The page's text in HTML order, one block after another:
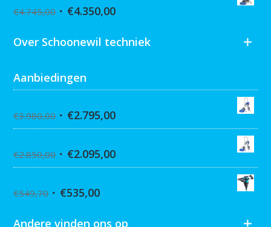
€4.745,00 €4.350,00
Over Schoonewil techniek
Aanbiedingen
€3.980,00 €2.795,00
€2.850,00 €2.095,00
€549,70 €535,00
Andere vinden ons op